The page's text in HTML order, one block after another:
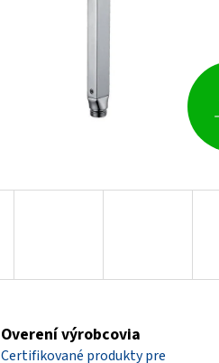
Overení výrobcovia
Certifikované produkty pre